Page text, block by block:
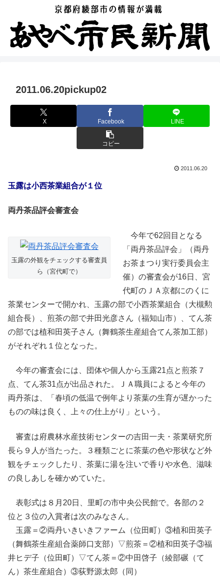
2011.06.20pickup02
X Facebook LINE
コピー
2011.06.20
玉露は小西茶業組合が１位
両丹茶品評会審査会
玉露の外観をチェックする審査員
ら（宮代町で）
今年で62回目となる
「両丹茶品評会」（両丹
お茶まつり実行委員会主
催）の審査会が16日、宮
代町のＪＡ京都にのくに
茶業センターで開かれ、玉露の部で小西茶業組合（大槻勲
組合長）、煎茶の部で井田光彦さん（福知山市）、てん茶
の部では植和田英子さん（舞鶴茶生産組合てん茶加工部）
がそれぞれ１位となった。
今年の審査会には、団体や個人から玉露21点と煎茶７
点、てん茶31点が出品された。ＪＡ職員によると今年の
両丹茶は、「春頃の低温で例年より茶葉の生育が遅かった
ものの味は良く、上々の仕上がり」という。
審査は府農林水産技術センターの吉田一夫・茶業研究所
長ら９人が当たった。３種類ごとに茶葉の色や形状など外
観をチェックしたり、茶葉に湯を注いで香りや水色、滋味
の良しあしを確かめていた。
表彰式は８月20日、里町の市中央公民館で。各部の２
位と３位の入賞者は次のみなさん。
玉露＝②両丹いきいきファーム（位田町）③植和田英子
（舞鶴茶生産組合薬師口支部）▽煎茶＝②植和田英子③福
井ヒデ子（位田町）▽てん茶＝②中田啓子（綾部碾（て
ん）茶生産組合）③荻野源太郎（同）